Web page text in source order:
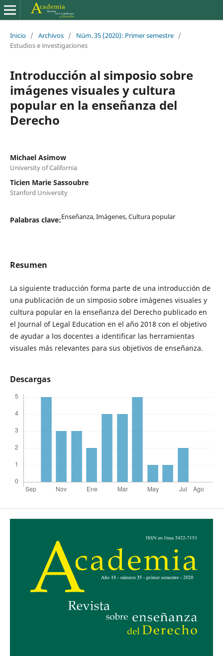
Inicio / Archivos / Núm. 35 (2020): Primer semestre /
Estudios e investigaciones
Introducción al simposio sobre
imágenes visuales y cultura
popular en la enseñanza del
Derecho
Michael Asimow
University of California
Ticien Marie Sassoubre
Stanford University
Palabras clave:Enseñanza, Imágenes, Cultura popular
Resumen
La siguiente traducción forma parte de una introducción de
una publicación de un simposio sobre imágenes visuales y
cultura popular en la enseñanza del Derecho publicado en
el Journal of Legal Education en el año 2018 con el objetivo
de ayudar a los docentes a identificar las herramientas
visuales más relevantes para sus objetivos de enseñanza.
Descargas